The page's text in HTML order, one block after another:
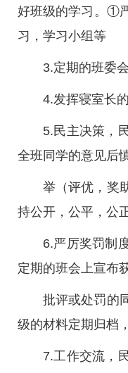
好班级的学习。①
习，学习小组等
3.定期的班委
4.发挥寝室长
5.民主决策，
全班同学的意见后
举（评优，奖
持公开，公平，公
6.严厉奖罚制
定期的班会上宣布
批评或处罚的
级的材料定期归档
7.工作交流，